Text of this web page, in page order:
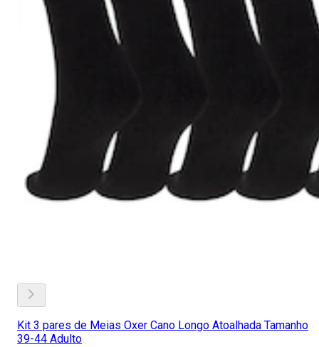
Kit 3 pares de Meias Oxer Cano Longo Atoalhada Tamanho
39-44 Adulto